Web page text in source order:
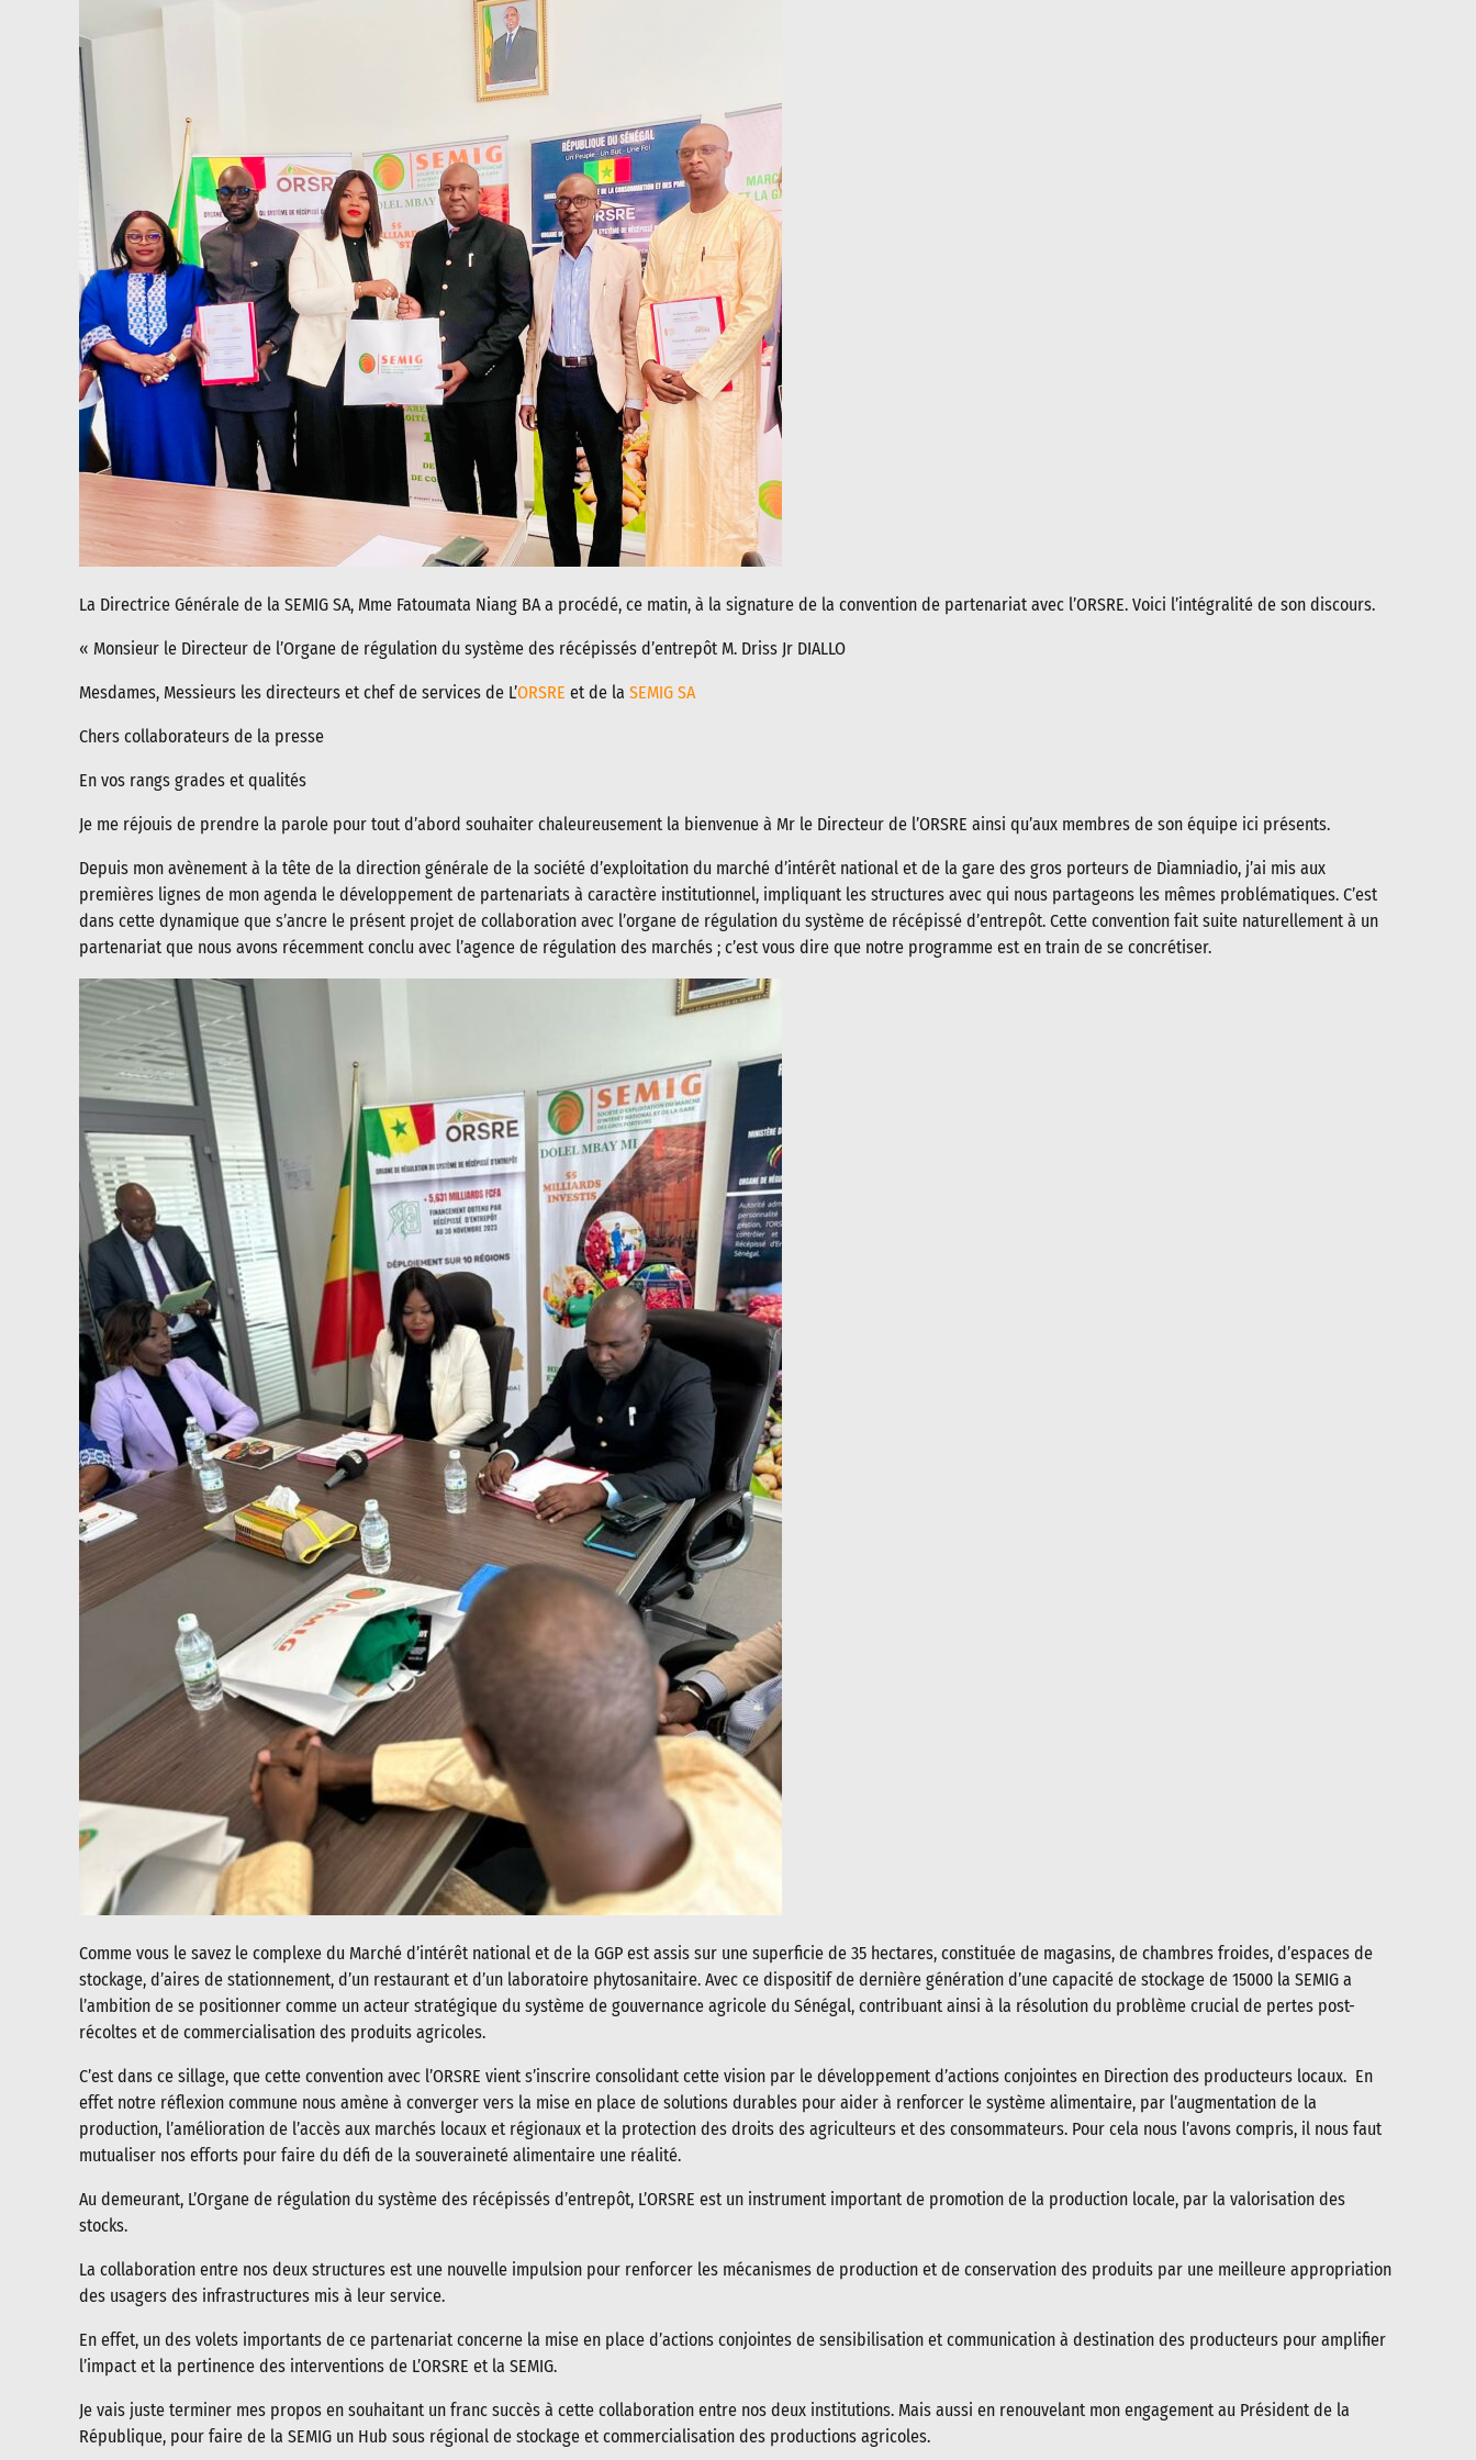
La Directrice Générale de la SEMIG SA, Mme Fatoumata Niang BA a procédé, ce matin, à la signature de la convention de partenariat avec l’ORSRE. Voici l’intégralité de son discours.
« Monsieur le Directeur de l’Organe de régulation du système des récépissés d’entrepôt M. Driss Jr DIALLO
Mesdames, Messieurs les directeurs et chef de services de L’ORSRE et de la SEMIG SA
Chers collaborateurs de la presse
En vos rangs grades et qualités
Je me réjouis de prendre la parole pour tout d’abord souhaiter chaleureusement la bienvenue à Mr le Directeur de l’ORSRE ainsi qu’aux membres de son équipe ici présents.
Depuis mon avènement à la tête de la direction générale de la société d’exploitation du marché d’intérêt national et de la gare des gros porteurs de Diamniadio, j’ai mis aux
premières lignes de mon agenda le développement de partenariats à caractère institutionnel, impliquant les structures avec qui nous partageons les mêmes problématiques. C’est
dans cette dynamique que s’ancre le présent projet de collaboration avec l’organe de régulation du système de récépissé d’entrepôt. Cette convention fait suite naturellement à un
partenariat que nous avons récemment conclu avec l’agence de régulation des marchés ; c’est vous dire que notre programme est en train de se concrétiser.
Comme vous le savez le complexe du Marché d’intérêt national et de la GGP est assis sur une superficie de 35 hectares, constituée de magasins, de chambres froides, d’espaces de
stockage, d’aires de stationnement, d’un restaurant et d’un laboratoire phytosanitaire. Avec ce dispositif de dernière génération d’une capacité de stockage de 15000 la SEMIG a
l’ambition de se positionner comme un acteur stratégique du système de gouvernance agricole du Sénégal, contribuant ainsi à la résolution du problème crucial de pertes post-
récoltes et de commercialisation des produits agricoles.
C’est dans ce sillage, que cette convention avec l’ORSRE vient s’inscrire consolidant cette vision par le développement d’actions conjointes en Direction des producteurs locaux. En
effet notre réflexion commune nous amène à converger vers la mise en place de solutions durables pour aider à renforcer le système alimentaire, par l’augmentation de la
production, l’amélioration de l’accès aux marchés locaux et régionaux et la protection des droits des agriculteurs et des consommateurs. Pour cela nous l’avons compris, il nous faut
mutualiser nos efforts pour faire du défi de la souveraineté alimentaire une réalité.
Au demeurant, L’Organe de régulation du système des récépissés d’entrepôt, L’ORSRE est un instrument important de promotion de la production locale, par la valorisation des
stocks.
La collaboration entre nos deux structures est une nouvelle impulsion pour renforcer les mécanismes de production et de conservation des produits par une meilleure appropriation
des usagers des infrastructures mis à leur service.
En effet, un des volets importants de ce partenariat concerne la mise en place d’actions conjointes de sensibilisation et communication à destination des producteurs pour amplifier
l’impact et la pertinence des interventions de L’ORSRE et la SEMIG.
Je vais juste terminer mes propos en souhaitant un franc succès à cette collaboration entre nos deux institutions. Mais aussi en renouvelant mon engagement au Président de la
République, pour faire de la SEMIG un Hub sous régional de stockage et commercialisation des productions agricoles.